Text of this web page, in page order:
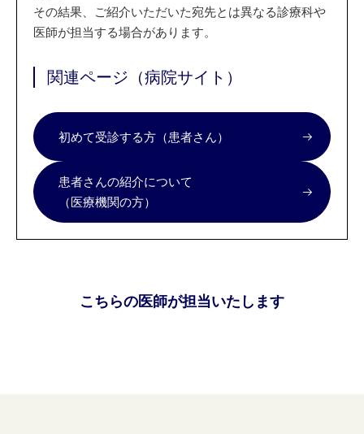
その結果、ご紹介いただいた宛先とは異なる診療科や
医師が担当する場合があります。
関連ページ（病院サイト）
初めて受診する方（患者さん）
患者さんの紹介について
（医療機関の方）
こちらの医師が担当いたします